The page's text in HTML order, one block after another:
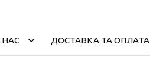
НАС ДОСТАВКА ТА ОПЛАТА